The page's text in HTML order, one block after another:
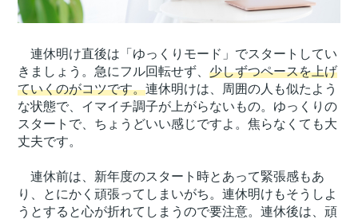
連休明け直後は「ゆっくりモード」でスタートしてい
きましょう。急にフル回転せず、少しずつペースを上げ
ていくのがコツです。連休明けは、周囲の人も似たよう
な状態で、イマイチ調子が上がらないもの。ゆっくりの
スタートで、ちょうどいい感じですよ。焦らなくても大
丈夫です。
連休前は、新年度のスタート時とあって緊張感もあ
り、とにかく頑張ってしまいがち。連休明けもそうしよ
うとすると心が折れてしまうので要注意。連休後は、頑